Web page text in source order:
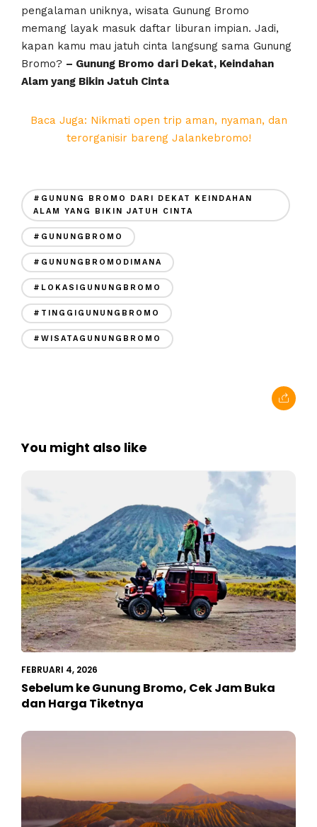
pengalaman uniknya, wisata Gunung Bromo
memang layak masuk daftar liburan impian. Jadi,
kapan kamu mau jatuh cinta langsung sama Gunung
Bromo? – Gunung Bromo dari Dekat, Keindahan
Alam yang Bikin Jatuh Cinta
Baca Juga: Nikmati open trip aman, nyaman, dan
terorganisir bareng Jalankebromo!
#GUNUNG BROMO DARI DEKAT KEINDAHAN
ALAM YANG BIKIN JATUH CINTA
#GUNUNGBROMO
#GUNUNGBROMODIMANA
#LOKASIGUNUNGBROMO
#TINGGIGUNUNGBROMO
#WISATAGUNUNGBROMO
You might also like
FEBRUARI 4, 2026
Sebelum ke Gunung Bromo, Cek Jam Buka
dan Harga Tiketnya